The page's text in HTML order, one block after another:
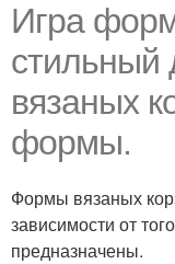
Игра
стильный
вязаных
формы.
Формы вязаных
зависимости от
предназначены.